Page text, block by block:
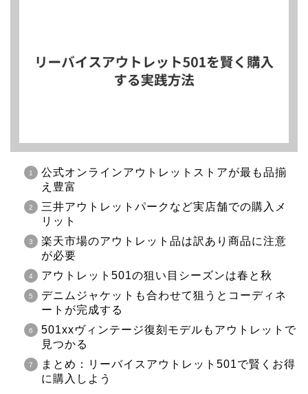
公式オンラインアウトレットストアが最も品揃
え豊富
三井アウトレットパークなど実店舗での購入メ
リット
楽天市場のアウトレット品は訳あり商品に注意
が必要
アウトレット501の狙い目シーズンは春と秋
デニムジャケットも合わせて狙うとコーディネ
ートが完成する
501xxヴィンテージ復刻モデルもアウトレットで
見つかる
まとめ：リーバイスアウトレット501で賢くお得
に購入しよう